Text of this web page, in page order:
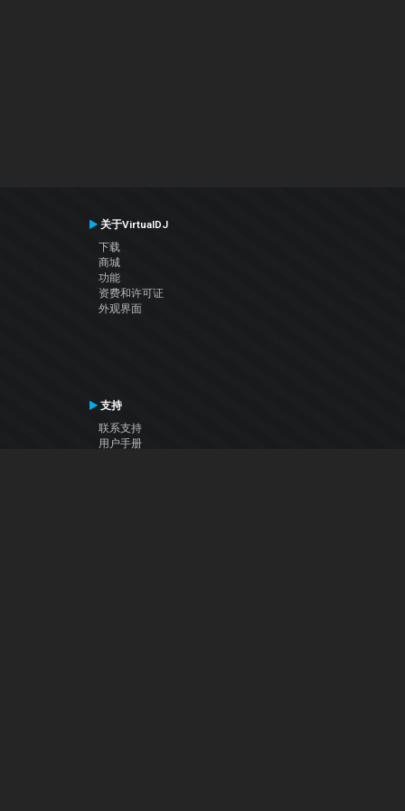
关于VirtualDJ
下载
商城
功能
资费和许可证
外观界面
支持
联系支持
用户手册